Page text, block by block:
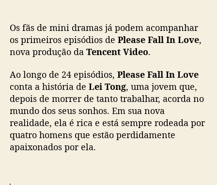
s
e
l
I
n
L
o
v
Os fãs de mini dramas já podem acompanhar
os primeiros episódios de Please Fall In Love,
nova produção da Tencent Video.
Ao longo de 24 episódios, Please Fall In Love
conta a história de Lei Tong, uma jovem que,
depois de morrer de tanto trabalhar, acorda no
mundo dos seus sonhos. Em sua nova
realidade, ela é rica e está sempre rodeada por
quatro homens que estão perdidamente
apaixonados por ela.